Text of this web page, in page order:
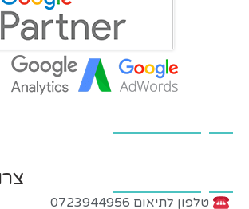
טלפון לתיאום 0723944956